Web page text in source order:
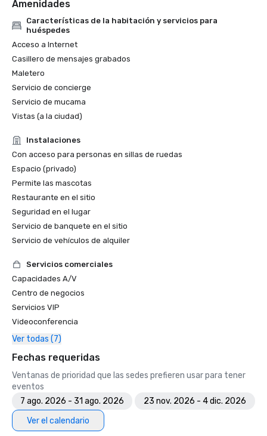
Amenidades
Características de la habitación y servicios para
huéspedes
Acceso a Internet
Casillero de mensajes grabados
Maletero
Servicio de concierge
Servicio de mucama
Vistas (a la ciudad)
Instalaciones
Con acceso para personas en sillas de ruedas
Espacio (privado)
Permite las mascotas
Restaurante en el sitio
Seguridad en el lugar
Servicio de banquete en el sitio
Servicio de vehículos de alquiler
Servicios comerciales
Capacidades A/V
Centro de negocios
Servicios VIP
Videoconferencia
Ver todas (7)
Fechas requeridas
Ventanas de prioridad que las sedes prefieren usar para tener
eventos
7 ago. 2026 - 31 ago. 2026
23 nov. 2026 - 4 dic. 2026
Ver el calendario